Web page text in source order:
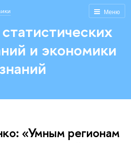
Меню
и экономики
знаний
«Умным регионам